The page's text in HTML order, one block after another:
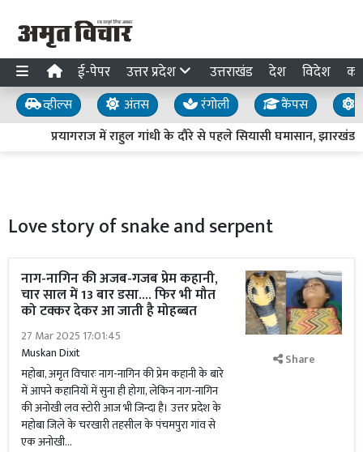
ई-पेपर उत्तर प्रदेश उत्तराखंड देश विदेश
व्हील्स अंतस रंगोली कैंपस
प्रयागराज में राहुल गांधी के दौरे से पहले सियासी घमासान, झारखंड
Love story of snake and serpent
नाग-नागिन की अजब-गजब प्रेम कहानी,
चार साल में 13 बार डसा.... फिर भी मौत
को टक्कर देकर आ जाती है मोहब्बत
27 Mar 2025 17:01:45
Muskan Dixit
महोबा, अमृत विचारः नाग-नागिन की प्रेम कहानी के बारे
में आपने कहानियों में सुना ही होगा, लेकिन नाग-नागिन
की अनोखी लव स्टोरी आज भी जिन्दा है। उत्तर प्रदेश के
महोबा जिले के चरखारी तहसील के पंचमपुरा गांव से
एक अनोखी...
Share